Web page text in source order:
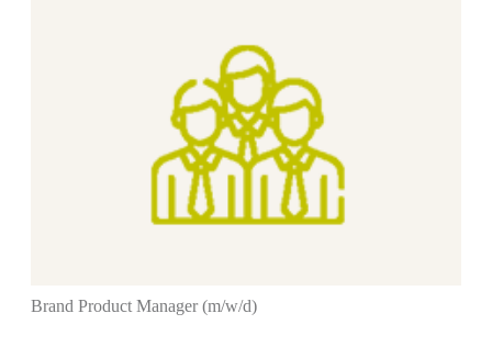
Brand Product Manager (m/w/d)